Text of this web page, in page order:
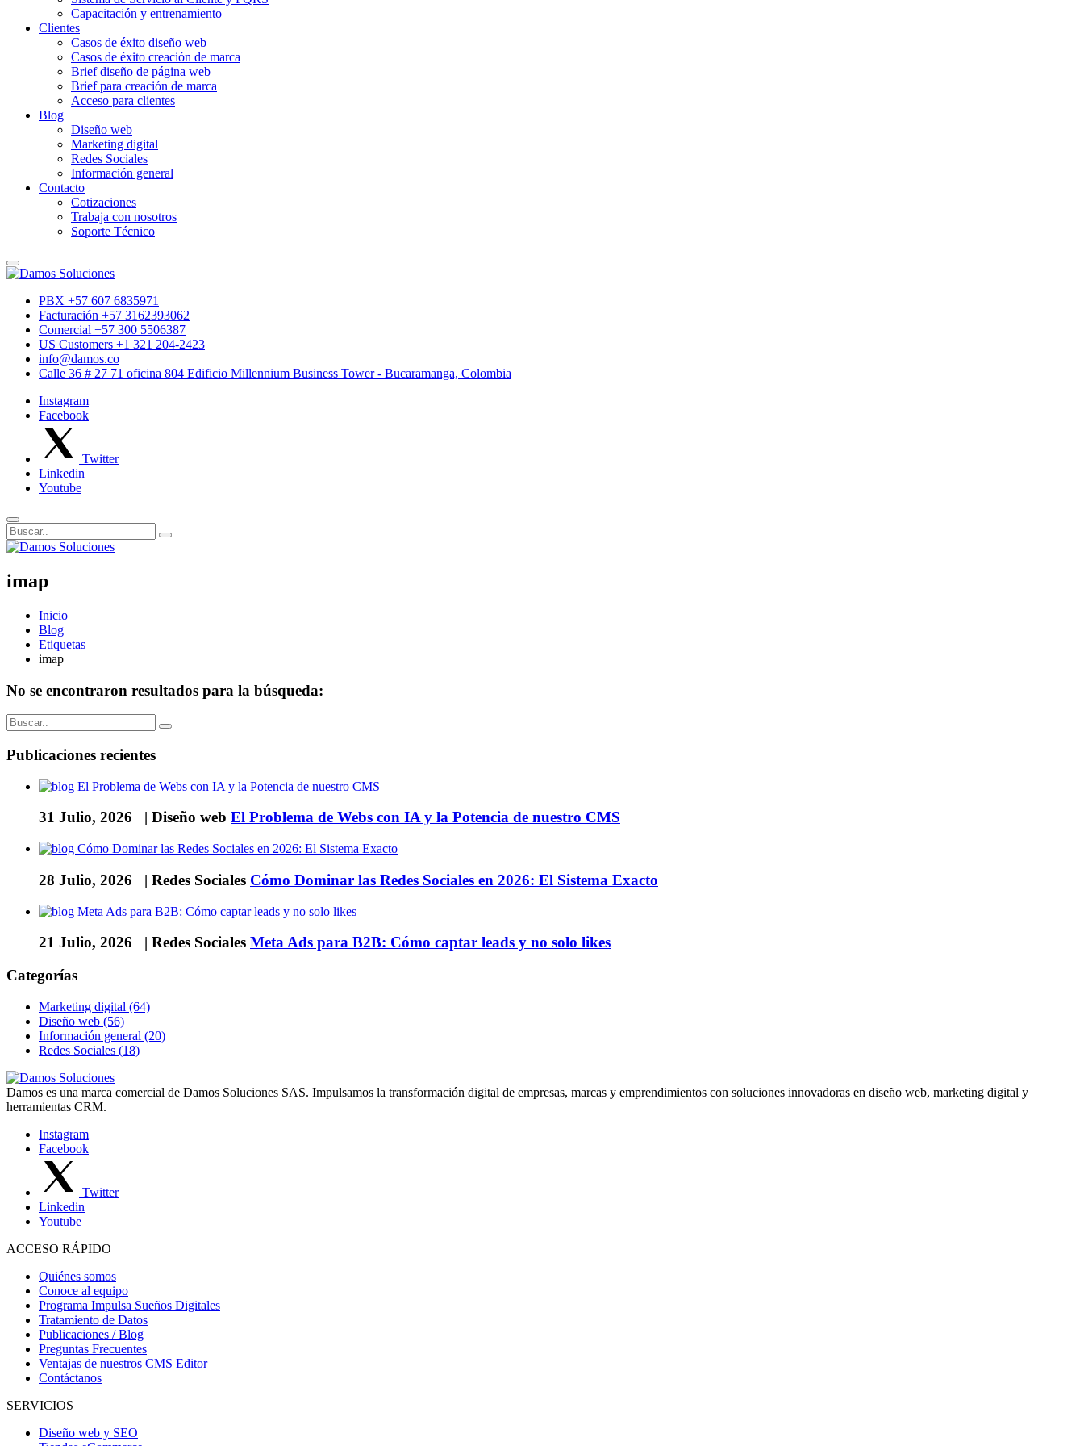
Capacitación y entrenamiento
Clientes
Casos de éxito diseño web
Casos de éxito creación de marca
Brief diseño de página web
Brief para creación de marca
Acceso para clientes
Blog
Diseño web
Marketing digital
Redes Sociales
Información general
Contacto
Cotizaciones
Trabaja con nosotros
Soporte Técnico
PBX +57 607 6835971
Facturación +57 3162393062
Comercial +57 300 5506387
US Customers +1 321 204-2423
info@damos.co
Calle 36 # 27 71 oficina 804 Edificio Millennium Business Tower - Bucaramanga, Colombia
Instagram
Facebook
Twitter
Linkedin
Youtube
imap
Inicio
Blog
Etiquetas
imap
No se encontraron resultados para la búsqueda:
Publicaciones recientes
31 Julio, 2026 | Diseño web El Problema de Webs con IA y la Potencia de nuestro CMS
28 Julio, 2026 | Redes Sociales Cómo Dominar las Redes Sociales en 2026: El Sistema Exacto
21 Julio, 2026 | Redes Sociales Meta Ads para B2B: Cómo captar leads y no solo likes
Categorías
Marketing digital (64)
Diseño web (56)
Información general (20)
Redes Sociales (18)
Damos es una marca comercial de Damos Soluciones SAS. Impulsamos la transformación digital de empresas, marcas y emprendimientos con soluciones innovadoras en diseño web, marketing digital y
herramientas CRM.
Instagram
Facebook
Twitter
Linkedin
Youtube
ACCESO RÁPIDO
Quiénes somos
Conoce al equipo
Programa Impulsa Sueños Digitales
Tratamiento de Datos
Publicaciones / Blog
Preguntas Frecuentes
Ventajas de nuestros CMS Editor
Contáctanos
SERVICIOS
Diseño web y SEO